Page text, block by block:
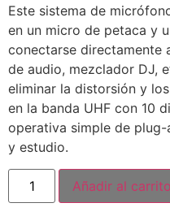
Este sistema de
en un micro de petaca y
conectarse directamente
de audio, mezclador DJ,
eliminar la distorsión y
en la banda UHF con 10
operativa simple de
y estudio.
Añadir al carrito